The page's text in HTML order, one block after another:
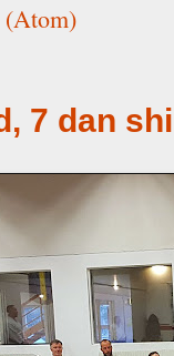
7 dan